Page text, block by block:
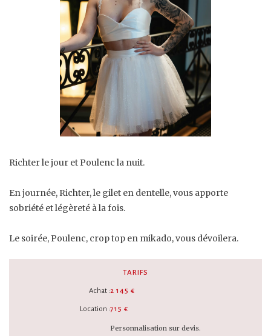
Richter le jour et Poulenc la nuit.
En journée, Richter, le gilet en dentelle, vous apporte
sobriété et légèreté à la fois.
Le soirée, Poulenc, crop top en mikado, vous dévoilera.
TARIFS
Achat :
Location :
2 145 €
715 €
Personnalisation sur devis.